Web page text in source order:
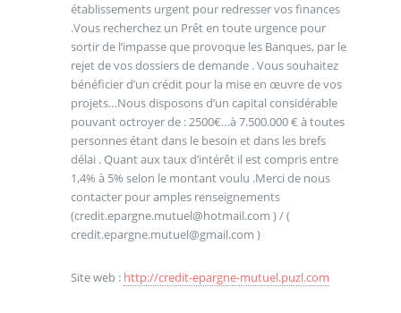
établissements urgent pour redresser vos finances
.Vous recherchez un Prêt en toute urgence pour
sortir de l’impasse que provoque les Banques, par le
rejet de vos dossiers de demande . Vous souhaitez
bénéficier d’un crédit pour la mise en œuvre de vos
projets…Nous disposons d’un capital considérable
pouvant octroyer de : 2500€…à 7.500.000 € à toutes
personnes étant dans le besoin et dans les brefs
délai . Quant aux taux d’intérêt il est compris entre
1,4% à 5% selon le montant voulu .Merci de nous
contacter pour amples renseignements
(credit.epargne.mutuel@hotmail.com ) / (
credit.epargne.mutuel@gmail.com )
Site web : http://credit-epargne-mutuel.puzl.com